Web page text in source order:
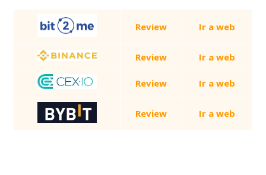
Review Ir a web
Review Ir a web
Review Ir a web
Review Ir a web